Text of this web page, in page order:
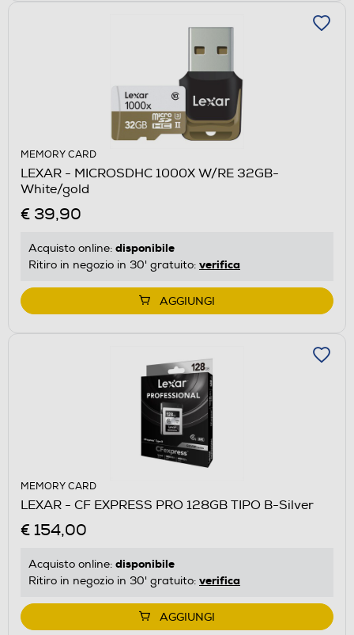
MEMORY CARD
LEXAR - MICROSDHC 1000X W/RE 32GB-
White/gold
€ 39,90
Acquisto online: disponibile
Ritiro in negozio in 30' gratuito: verifica
AGGIUNGI
MEMORY CARD
LEXAR - CF EXPRESS PRO 128GB TIPO B-Silver
€ 154,00
Acquisto online: disponibile
Ritiro in negozio in 30' gratuito: verifica
AGGIUNGI